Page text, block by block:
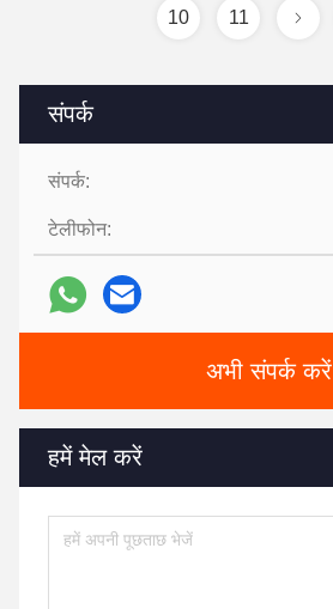
संपर्क
संपर्क:
टेलीफोन:
अभी संपर्क करें
हमें मेल करें
10 11